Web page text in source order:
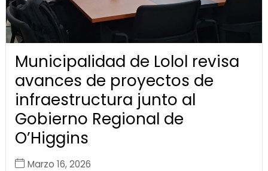
Municipalidad de Lolol revisa
avances de proyectos de
infraestructura junto al
Gobierno Regional de
O’Higgins
Marzo 16, 2026